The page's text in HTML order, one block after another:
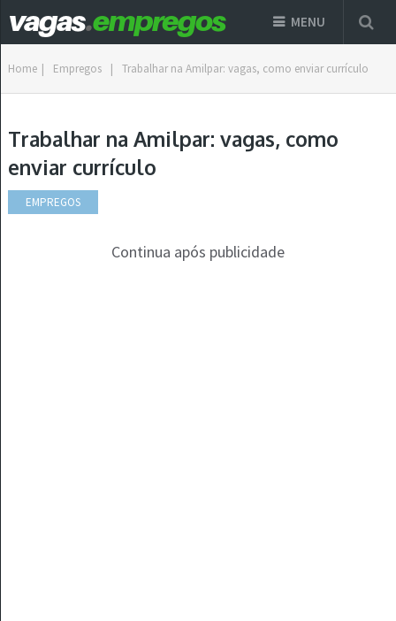
MENU
Home | Empregos | Trabalhar na Amilpar: vagas, como enviar currículo
Trabalhar na Amilpar: vagas, como
enviar currículo
EMPREGOS
Continua após publicidade